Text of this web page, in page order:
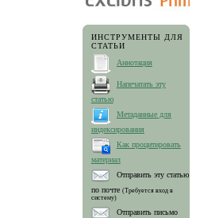
ИНСТРУМЕНТЫ ДЛЯ
СТАТЬИ
Аннотация
Напечатать эту
статью
Метаданные для
индексирования
Как процитировать
материал
Отправить эту статью
по почте (Требуется вход в
систему)
Отправить письмо